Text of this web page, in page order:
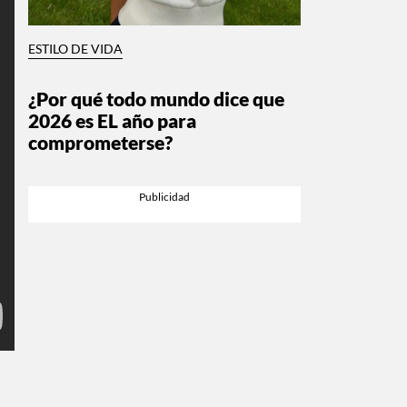
ESTILO DE VIDA
¿Por qué todo mundo dice que
2026 es EL año para
comprometerse?